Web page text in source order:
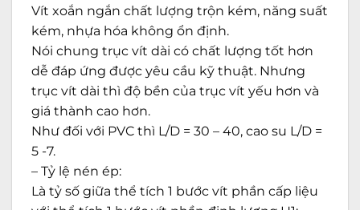
Vít xoắn ngắn chất lượng trộn kém, năng suất
kém, nhựa hóa không ổn định.
Nói chung trục vít dài có chất lượng tốt hơn
dễ đáp ứng được yêu cầu kỹ thuật. Nhưng
trục vít dài thì độ bền của trục vít yếu hơn và
giá thành cao hơn.
Như đối với PVC thì L/D = 30 – 40, cao su L/D =
5 -7.
– Tỷ lệ nén ép:
Là tỷ số giữa thể tích 1 bước vít phần cấp liệu